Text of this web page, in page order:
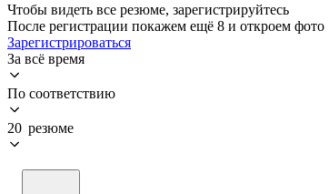
Чтобы видеть все резюме, зарегистрируйтесь
После регистрации покажем ещё 8 и откроем фото
Зарегистрироваться
За всё время
По соответствию
20 резюме